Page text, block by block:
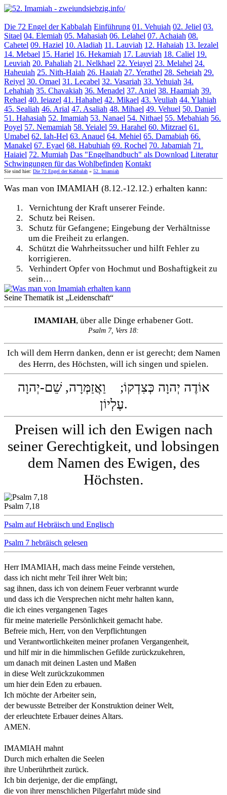
Die 72 Engel der Kabbalah Einführung 01. Vehuiah 02. Jeliel 03.
Sitael 04. Elemiah 05. Mahasiah 06. Lelahel 07. Achaiah 08.
Cahetel 09. Haziel 10. Aladiah 11. Lauviah 12. Hahaiah 13. Iezalel
14. Mebael 15. Hariel 16. Hekamiah 17. Lauviah 18. Caliel 19.
Leuviah 20. Pahaliah 21. Nelkhael 22. Yeiayel 23. Melahel 24.
Haheuiah 25. Nith-Haiah 26. Haaiah 27. Yerathel 28. Seheiah 29.
Reiyel 30. Omael 31. Lecabel 32. Vasariah 33. Yehuiah 34.
Lehahiah 35. Chavakiah 36. Menadel 37. Aniel 38. Haamiah 39.
Rehael 40. Ieiazel 41. Hahahel 42. Mikael 43. Veuliah 44. Ylahiah
45. Sealiah 46. Arial 47. Asaliah 48. Mihael 49. Vehuel 50. Daniel
51. Hahasiah 52. Imamiah 53. Nanael 54. Nithael 55. Mebahiah 56.
Poyel 57. Nemamiah 58. Yeialel 59. Harahel 60. Mitzrael 61.
Umabel 62. Iah-Hel 63. Anauel 64. Mehiel 65. Damabiah 66.
Manakel 67. Eyael 68. Habuhiah 69. Rochel 70. Jabamiah 71.
Haiaiel 72. Mumiah Das "Engelhandbuch" als Download Literatur
Schwingungen für das Wohlbefinden Kontakt
Sie sind hier: Die 72 Engel der Kabbalah » 52. Imamiah
Was man von IMAMIAH (8.12.-12.12.) erhalten kann:
1.
Vernichtung der Kraft unserer Feinde.
2.
Schutz bei Reisen.
3.
Schutz für Gefangene; Eingebung der Verhältnisse
um die Freiheit zu erlangen.
4.
Schützt die Wahrheitssucher und hilft Fehler zu
korrigieren.
5.
Verhindert Opfer von Hochmut und Boshaftigkeit zu
sein…
Seine Thematik ist „Leidenschaft“
IMAMIAH, über alle Dinge erhabener Gott.
Psalm 7, Vers 18:
Ich will dem Herrn danken, denn er ist gerecht; dem Namen
des Herrn, des Höchsten, will ich singen und spielen.
אוֹדֶה יְהוָה כְּצִדְקוֹ; וַאֲזַמְּרָה, שֵׁם-יְהוָה
עֶלְיוֹן.
Preisen will ich den Ewigen nach
seiner Gerechtigkeit, und lobsingen
dem Namen des Ewigen, des
Höchsten.
Psalm 7,18
Psalm auf Hebräisch und Englisch
Psalm 7 hebräisch gelesen
Herr IMAMIAH, mach dass meine Feinde verstehen,
dass ich nicht mehr Teil ihrer Welt bin;
sag ihnen, dass ich von deinem Feuer verbrannt wurde
und dass ich die Versprechen nicht mehr halten kann,
die ich eines vergangenen Tages
für meine materielle Persönlichkeit gemacht habe.
Befreie mich, Herr, von den Verpflichtungen
und Verantwortlichkeiten meiner profanen Vergangenheit,
und hilf mir in die himmlischen Gefilde zurückzukehren,
um danach mit deinen Lasten und Maßen
in diese Welt zurückzukommen
um hier dein Eden zu erbauen.
Ich möchte der Arbeiter sein,
der bewusste Betreiber der Konstruktion deiner Welt,
der erleuchtete Erbauer deines Altars.
AMEN.
IMAMIAH mahnt
Durch mich erhalten die Seelen
ihre Unberührtheit zurück.
Ich bin derjenige, der die empfängt,
die von ihrer menschlichen Pilgerfahrt müde sind